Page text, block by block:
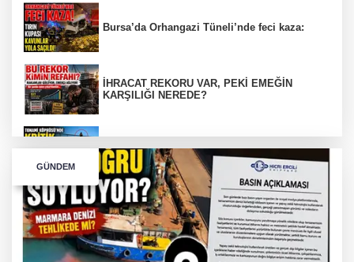
Bursa’da Orhangazi Tüneli’nde feci kaza:
İHRACAT REKORU VAR, PEKİ EMEĞİN
KARŞILIĞI NEREDE?
TONAMİ KÖPRÜSÜ'NDE PANİK!
GÜNEY MARMARA OTOYOLU İMAR
PLANLARI ASKIDA!
GÜNDEM